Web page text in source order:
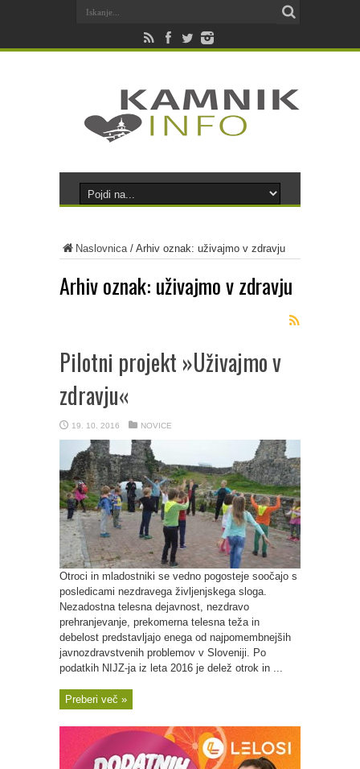
Naslovnica/ Arhiv oznak: uživajmo v zdravju
Arhiv oznak: uživajmo v zdravju
Pilotni projekt »Uživajmo v
zdravju«
19. 10. 2016 NOVICE
Otroci in mladostniki se vedno pogosteje soočajo s
posledicami nezdravega življenjskega sloga.
Nezadostna telesna dejavnost, nezdravo
prehranjevanje, prekomerna telesna teža in
debelost predstavljajo enega od najpomembnejših
javnozdravstvenih problemov v Sloveniji. Po
podatkih NIJZ-ja iz leta 2016 je delež otrok in ...
Preberi več »